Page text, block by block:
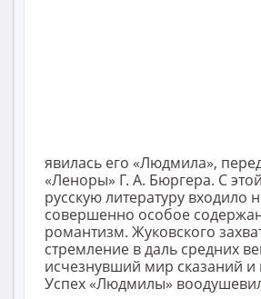
явилась его «Людмила»,
«Леноры» Г. А. Бюргера. С
русскую литературу входило
совершенно особое
романтизм. Жуковского
стремление в даль средних
исчезнувший мир сказаний и
Успех «Людмилы»